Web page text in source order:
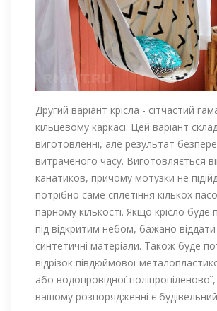
Другий варіант крісла - сітчастий
кільцевому каркасі. Цей варіант
виготовленні, але результат
витраченого часу. Виготовляється
канатиков, причому мотузки не
потрібно саме сплетіння кількох
парному кількості. Якщо крісло буде
під відкритим небом, бажано
синтетичні матеріали. Також буде
відрізок півдюймової
або водопровідної
вашому розпорядженні є